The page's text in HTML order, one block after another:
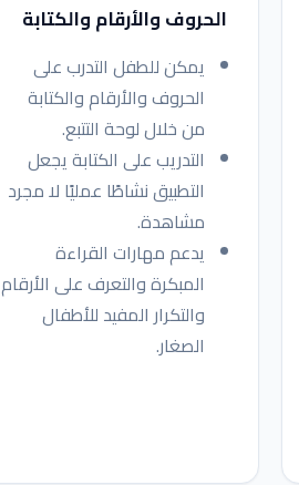
الحروف والأرقام والكتابة
يمكن للطفل التدرب على
الحروف والأرقام والكتابة
من خلال لوحة التتبع.
التدريب على الكتابة يجعل
التطبيق نشاطًا عمليًا لا مجرد
مشاهدة.
يدعم مهارات القراءة
المبكرة والتعرف على الأرقام
والتكرار المفيد للأطفال
الصغار.